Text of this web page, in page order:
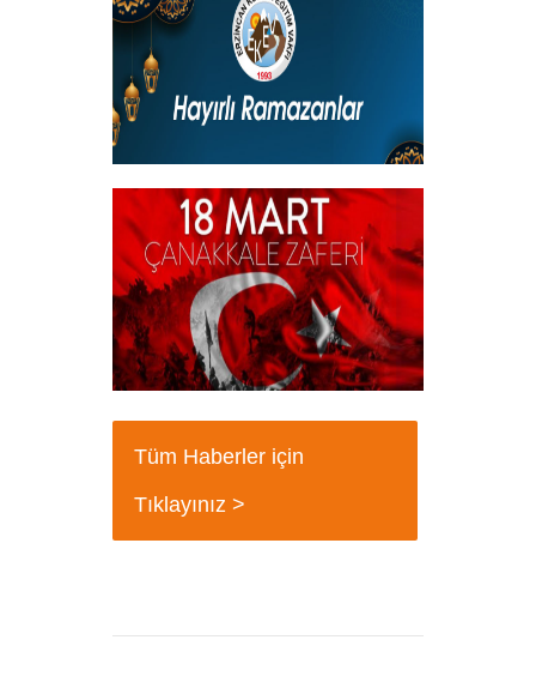
+
Hayırlı Ramazanlar
+
18 Mart Çanakkale Şehitleri Mesajı
+
Tüm Haberler için
Tıklayınız >